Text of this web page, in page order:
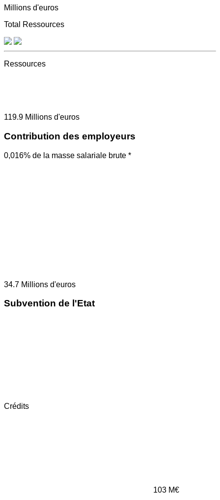
Millions d'euros
Total Ressources
Ressources
119.9 Millions d'euros
Contribution des employeurs
0,016% de la masse salariale brute *
34.7 Millions d'euros
Subvention de l'Etat
Crédits
103 M€